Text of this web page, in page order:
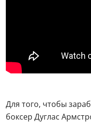
Для того, чтобы
боксер Дуглас